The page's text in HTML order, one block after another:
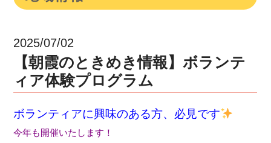
2025/07/02
【朝霞のときめき情報】ボランテ
ィア体験プログラム
ボランティアに興味のある方、必見です
今年も開催いたします！